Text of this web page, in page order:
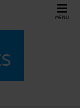
MENU